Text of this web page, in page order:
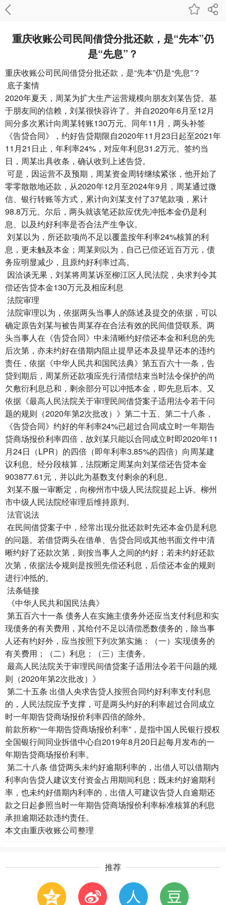
重庆收账公司​民间借贷分批还款，是“先本”仍
是“先息”？
重庆收账公司民间借贷分批还款，是“先本”仍是“先息”？
底子案情
2020年夏天，周某为扩大生产运营规模向朋友刘某告贷。基
于朋友间的信赖，刘某很快容许了。并自2020年6月至12月
间分多次累计向周某转账130万元。同年11月，两头补签
《告贷合同》，约好告贷期限自2020年11月23日起至2021年
11月21日止，年利率24%，对应年利息31.2万元。签约当
日，周某出具收条，确认收到上述告贷。
可是，因运营不及预期，周某资金周转继续紧张，他开始了
零零散散地还款，从2020年12月至2024年9月，周某通过微
信、银行转账等方式，累计向刘某支付了37笔款项，累计
98.8万元。尔后，两头就该笔还款应优先冲抵本金仍是利
息、以及约好利率是否合法产生争议。
刘某以为，所还款项尚不足以覆盖按年利率24%核算的利
息，更未触及本金；周某则以为，自己已偿还近百万元，债
务应明显减少，且原约好利率过高。
因洽谈无果，刘某将周某诉至柳江区人民法院，央求判令其
偿还告贷本金130万元及相应利息
法院审理
法院审理以为，依据两头当事人的陈述及提交的依据，可以
确定原告刘某与被告周某存在合法有效的民间借贷联系。两
头当事人在《告贷合同》中未清晰约好偿还本金和利息的先
后次第，亦未约好在借期内阻止提早还本及提早还本的违约
责任，依据《中华人民共和国民法典》第五百六十一条，告
贷到期后，周某所还款项应先行清偿结束当时法令保护的尚
欠敷衍利息总和，剩余部分可以冲抵本金，即先息后本。又
依据《最高人民法院关于审理民间借贷案子适用法令若干问
题的规则（2020年第2次批改）》第二十五、第二十八条，
《告贷合同》约好的年利率24%已超过合同成立时一年期告
贷商场报价利率四倍，故刘某只能以合同成立时即2020年11
月24日（LPR）的四倍（即年利率3.85%的四倍）向周某建
议利息。经分段核算，法院断定周某向刘某偿还告贷本金
903877.61元，并以此为基数支付剩余的利息。
刘某不服一审断定，向柳州市中级人民法院提起上诉。柳州
市中级人民法院经审理后维持原判。
法官说法
在民间借贷案子中，经常出现分批还款时先还本金仍是利息
的问题。若借贷两头在借单、告贷合同或其他书面文件中清
晰约好了还款次第，则按当事人之间的约好；若未约好还款
次第，依据法令规则是按照先偿还利息，后偿还本金的规则
进行冲抵的。
法条链接
《中华人民共和国民法典》
第五百六十一条 债务人在实施主债务外还应当支付利息和实
现债务的有关费用，其给付不足以清偿悉数债务的，除当事
人还有约好外，应当按照下列次第实施：（一）实现债务的
有关费用；（二）利息；（三）主债务。
最高人民法院关于审理民间借贷案子适用法令若干问题的规
则（2020年第2次批改）》
第二十五条 出借人央求告贷人按照合同约好利率支付利息
的，人民法院应予支撑，可是两头约好的利率超过合同成立
时一年期告贷商场报价利率四倍的除外。
前款所称“一年期告贷商场报价利率”，是指中国人民银行授权
全国银行间同业拆借中心自2019年8月20日起每月发布的一
年期告贷商场报价利率。
第二十八条 借贷两头未约好逾期利率的，出借人可以借期内
利率向告贷人建议支付资金占用期间利息；既未约好逾期利
率，也未约好借期内利率的，出借人可建议告贷人自逾期还
款之日起参照当时一年期告贷商场报价利率标准核算的利息
承担逾期还款违约责任。
本文由重庆收账公司整理
推荐